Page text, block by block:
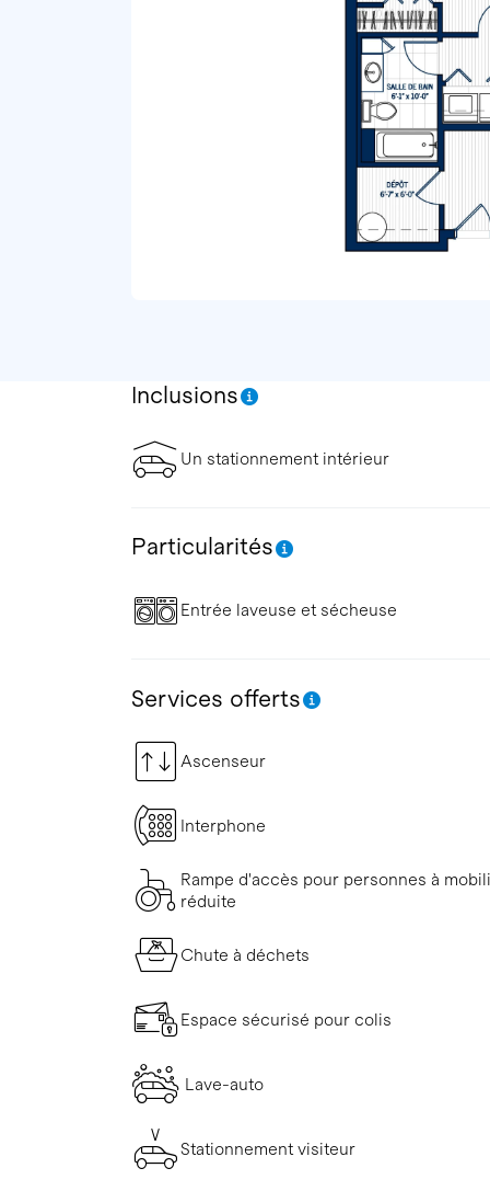
Inclusions
Un stationnement intérieur
Particularités
Entrée laveuse et sécheuse
Services offerts
Ascenseur
Interphone
Rampe d'accès pour personnes à
réduite
Chute à déchets
Espace sécurisé pour colis
Lave-auto
Stationnement visiteur